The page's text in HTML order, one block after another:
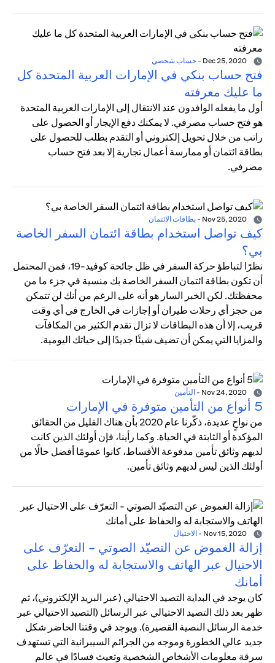
- حساب شخصي
فتح حساب بنكي في الإمارات العربية المتحدة كل
ما عليك معرفته
أول ما يفعله الوافدون عند الانتقال إلى الإمارات العربية المتحدة
هو فتح حساب مصرفي. لا يمكنك دفع الإيجار أو الحصول على
راتب من خلال تحويل إلكتروني أو التقدم بطلب للحصول على
بطاقة ائتمان أو ممارسة أعمال تجارية إلا بعد فتح حساب
مصرفي.
- بطاقات الائتمان
كيف تواصل استخدام بطاقة ائتمان السفر الخاصة
بي؟
نظرًا لتباطؤ حركة السفر في ظل جائحة كوفيد-19، فمن المحتمل
أن تكون بطاقة ائتمان السفر الخاصة بك منسية في جزء ما من
محفظتك. لكن الخبر السار هو أنه على الرغم من أنك لن تتمكن
من حجز أي رحلات طيران أو إجازات في الخارج في أي وقت
قريب، إلا أن هذه البطاقات لا تزال تقدم الكثير من المكافآت
والمزايا التي يمكن أن تضيف شيئًا جديدًا إلى حياتك اليومية.
- التأمين
5 أنواع من التأمين متوفرة في الإمارات
من نواحٍ عديدة، ذكّرنا عام 2020 بأن هناك القليل من الحقائق
المؤكدة أو الثابتة في الحياة. وكما رأينا، فإن أولئك الذين كانت
لديهم وثائق تأمين مدفوعة الأقساط، كانوا عمومًا أفضل حالًا من
أولئك الذين ليس لديهم وثائق تأمين.
- الاحتيال
إزالة الغموض عن التصيّد الصوتي - التعرّف على
الاحتيال عبر الهاتف والاستجابة له والحفاظ على
أمانك
كان يوجد في البداية التصيد الاحتيالي (عبر البريد الإلكتروني)، ثم
ظهر بعد ذلك التصيد الاحتيالي عبر الرسائل (التصيد الاحتيالي عبر
خدمة الرسائل النصية القصيرة). ويوجد في وقتنا الحاضر شكل
جديد عالي الخطورة وموجه من الجرائم السيبرانية التي تستهدف
سرقة معلومات الأشخاص الشخصية وتعيث فسادًا في عالم